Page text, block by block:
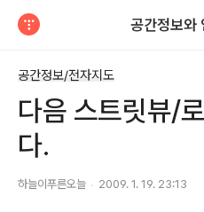
공간정보와
공간정보/전자지도
다음 스트릿뷰/
다.
하늘이푸른오늘 2009. 1. 19. 23:13